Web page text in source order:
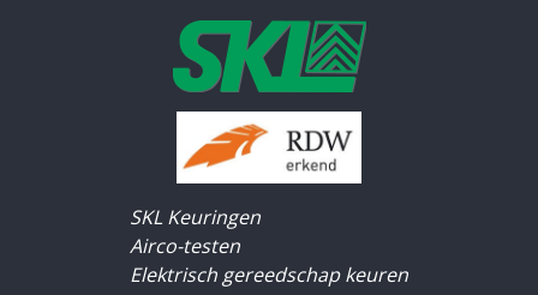
SKL Keuringen
Airco-testen
Elektrisch gereedschap keuren